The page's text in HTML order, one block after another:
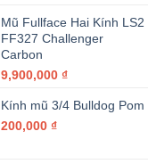
5 sao
Mũ Fullface Hai Kính LS2
FF327 Challenger
Carbon
9,900,000 ₫
Kính mũ 3/4 Bulldog Pom
200,000 ₫